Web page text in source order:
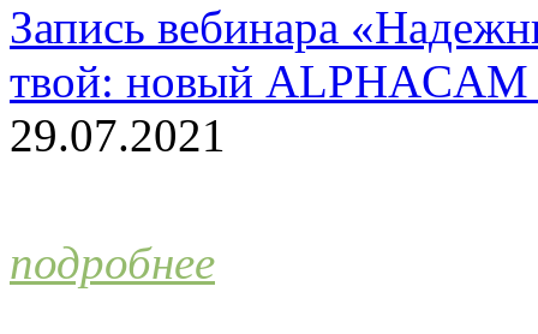
Запись вебинара
твой: новый ALPHACAM
29.07.2021
подробнее